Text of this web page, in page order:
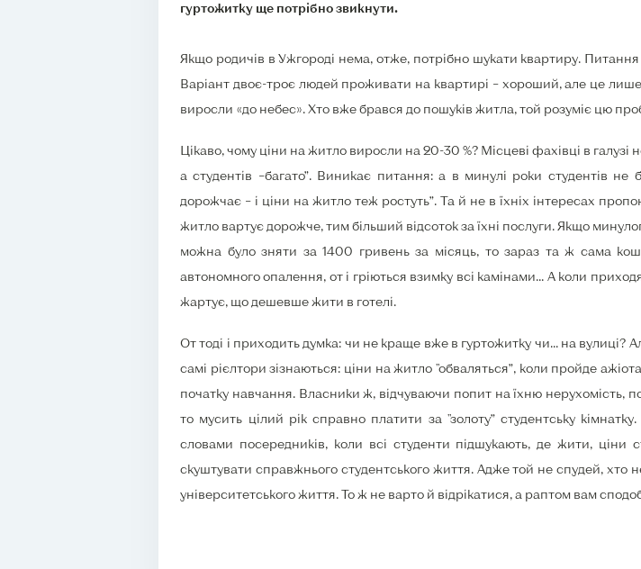
гуртожитку ще потрібно звикнути.
Якщо родичів в Ужгороді нема, отже, потрібно шукати квартиру.
Варіант двоє-троє людей проживати на квартирі – хороший, але це
виросли «до небес». Хто вже брався до пошуків житла, той розуміє цю
Цікаво, чому ціни на житло виросли на 20-30 %? Місцеві фахівці в
а студентів –багато”. Виникає питання: а в минулі роки студентів
дорожчає – і ціни на житло теж ростуть”. Та й не в їхніх інтересах
житло вартує дорожче, тим більший відсоток за їхні послуги. Якщо
можна було зняти за 1400 гривень за місяць, то зараз та ж сама
автономного опалення, от і гріються взимку всі камінами... А коли
жартує, що дешевше жити в готелі.
От тоді і приходить думка: чи не краще вже в гуртожитку чи... на вулиці?
самі рієлтори зізнаються: ціни на житло "обваляться”, коли пройде
початку навчання. Власники ж, відчуваючи попит на їхню нерухомість,
то мусить цілий рік справно платити за "золоту” студентську
словами посередників, коли всі студенти підшукають, де жити,
скуштувати справжнього студентського життя. Адже той не спудей, хто
університетського життя. То ж не варто й відрікатися, а раптом вам